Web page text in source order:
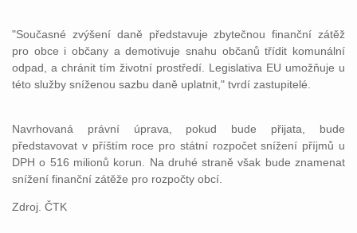
"Současné zvýšení daně představuje zbytečnou finanční zátěž
pro obce i občany a demotivuje snahu občanů třídit komunální
odpad, a chránit tím životní prostředí. Legislativa EU umožňuje u
této služby sníženou sazbu daně uplatnit," tvrdí zastupitelé.
Navrhovaná právní úprava, pokud bude přijata, bude
představovat v příštím roce pro státní rozpočet snížení příjmů u
DPH o 516 milionů korun. Na druhé straně však bude znamenat
snížení finanční zátěže pro rozpočty obcí.
Zdroj. ČTK